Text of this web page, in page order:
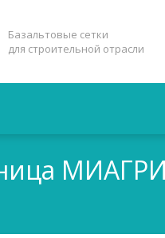
Базальтовые сетки
для строительной отрасли